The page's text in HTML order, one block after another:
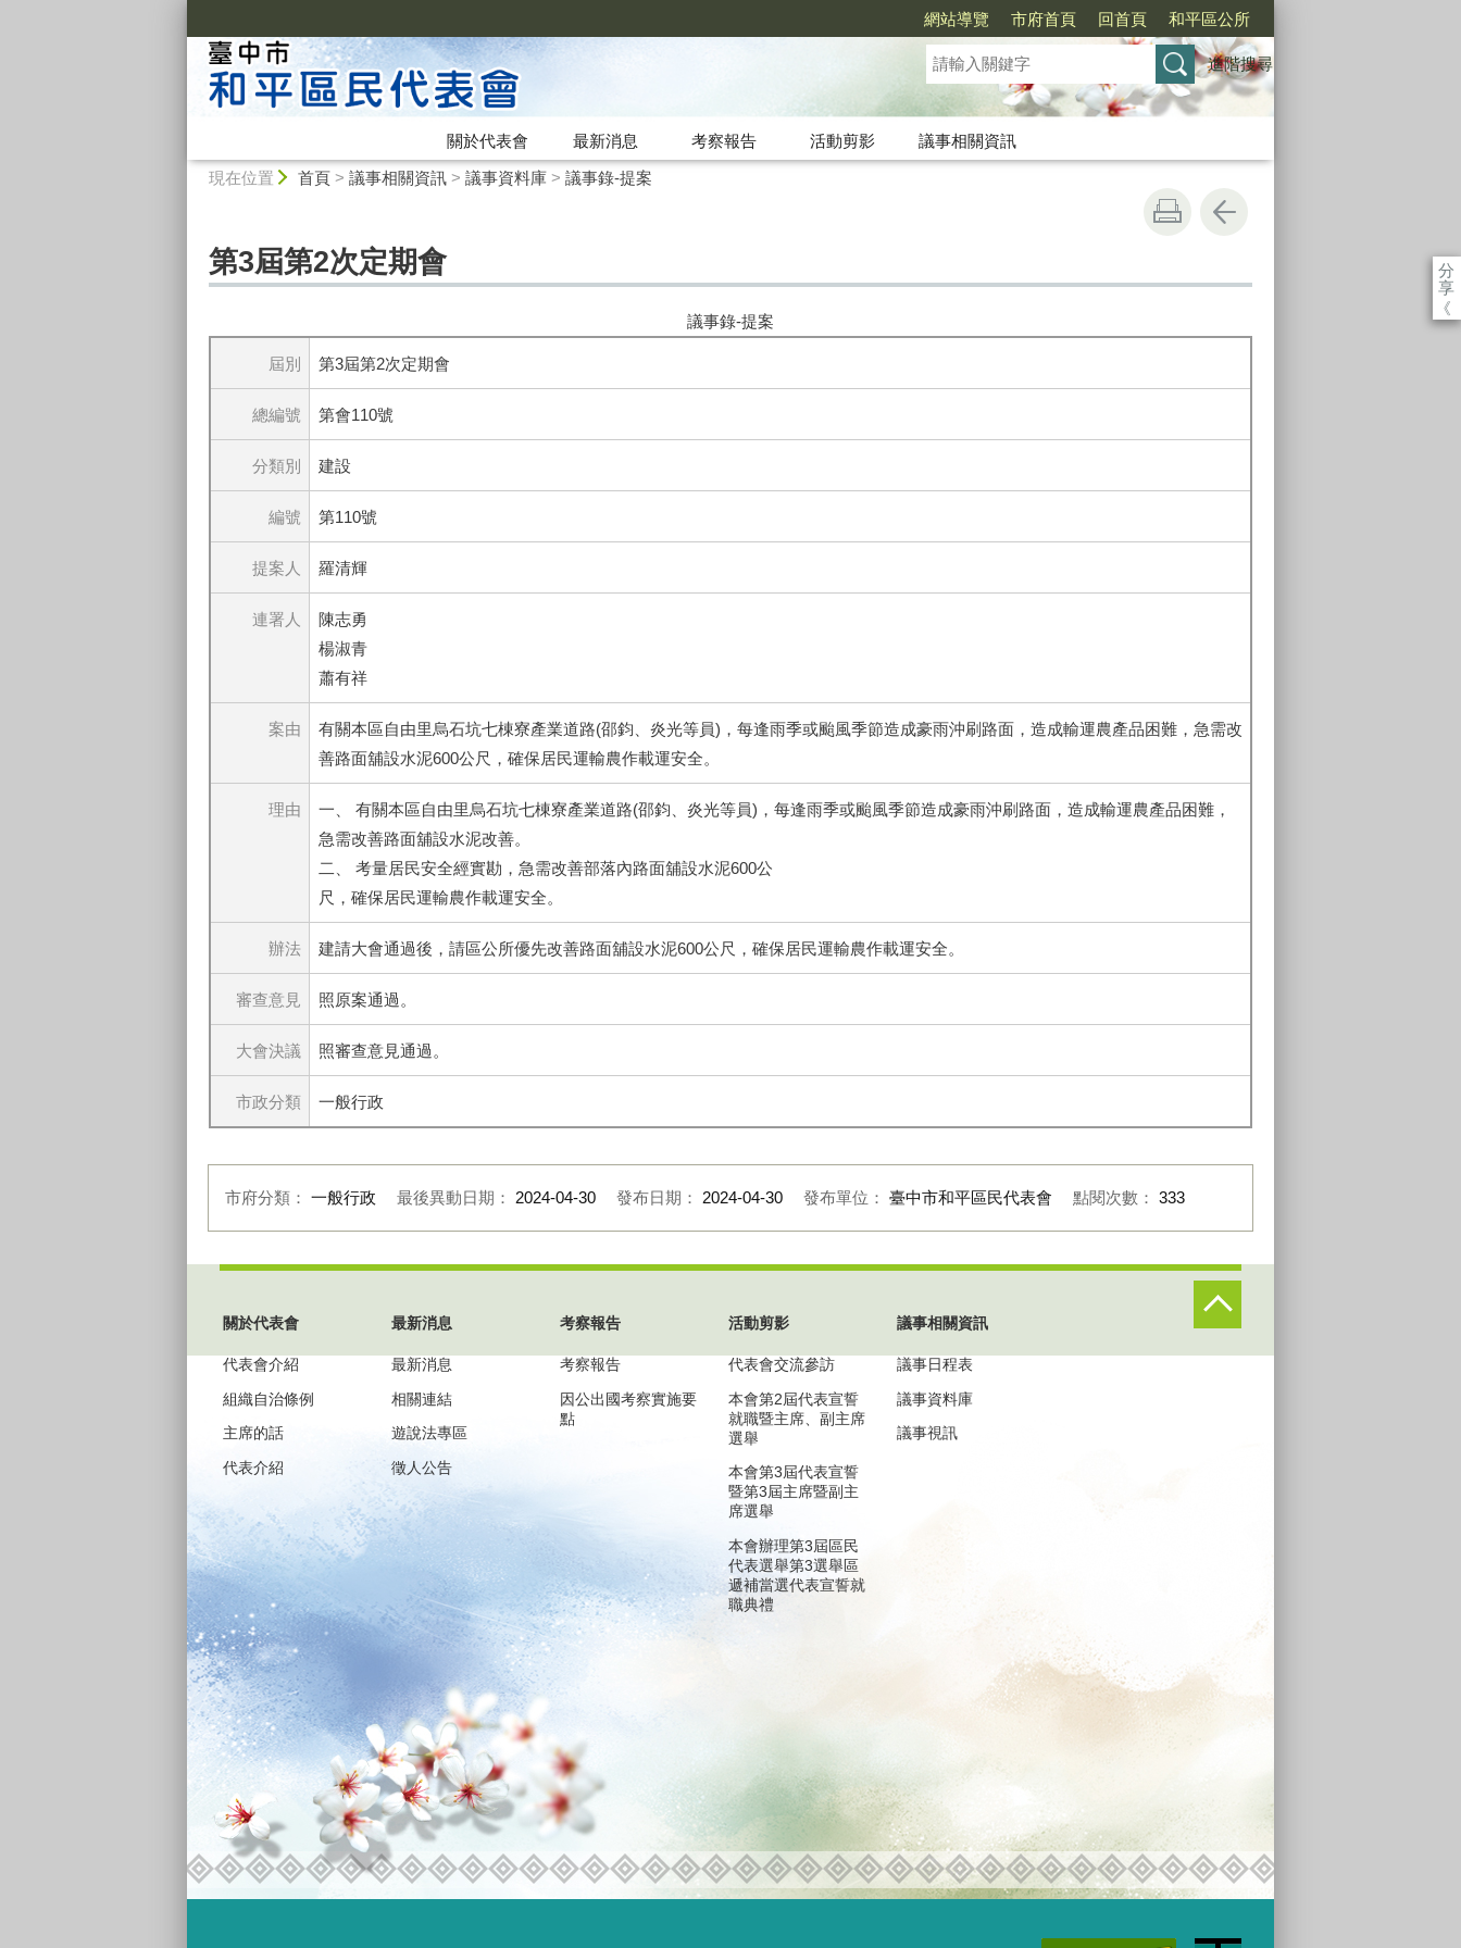
網站導覽 市府首頁 回首頁 和平區公所
進階搜尋
關於代表會 最新消息 考察報告 活動剪影
議事相關資訊
現在位置 首頁> 議事相關資訊> 議事資料庫> 議事錄-提案
分
享
《
第3屆第2次定期會
議事錄-提案
屆別 第3屆第2次定期會
總編號 第會110號
分類別 建設
編號 第110號
提案人 羅清輝
連署人
陳志勇
楊淑青
蕭有祥
案由
有關本區自由里烏石坑七棟寮產業道路(邵鈞、炎光等員)，每逢雨季或颱風季節造成豪雨沖刷路面，造成輸運農產品困難，急需改
善路面舖設水泥600公尺，確保居民運輸農作載運安全。
理由
一、 有關本區自由里烏石坑七棟寮產業道路(邵鈞、炎光等員)，每逢雨季或颱風季節造成豪雨沖刷路面，造成輸運農產品困難，
急需改善路面舖設水泥改善。
二、 考量居民安全經實勘，急需改善部落內路面舖設水泥600公
尺，確保居民運輸農作載運安全。
辦法 建請大會通過後，請區公所優先改善路面舖設水泥600公尺，確保居民運輸農作載運安全。
審查意見 照原案通過。
大會決議 照審查意見通過。
市政分類 一般行政
市府分類： 一般行政 最後異動日期： 2024-04-30 發布日期： 2024-04-30 發布單位： 臺中市和平區民代表會 點閱次數： 333
關於代表會
代表會介紹
組織自治條例
主席的話
代表介紹
最新消息
最新消息
相關連結
遊說法專區
徵人公告
考察報告
考察報告
因公出國考察實施要
點
活動剪影
代表會交流參訪
本會第2屆代表宣誓
就職暨主席、副主席
選舉
本會第3屆代表宣誓
暨第3屆主席暨副主
席選舉
本會辦理第3屆區民
代表選舉第3選舉區
遞補當選代表宣誓就
職典禮
議事相關資訊
議事日程表
議事資料庫
議事視訊